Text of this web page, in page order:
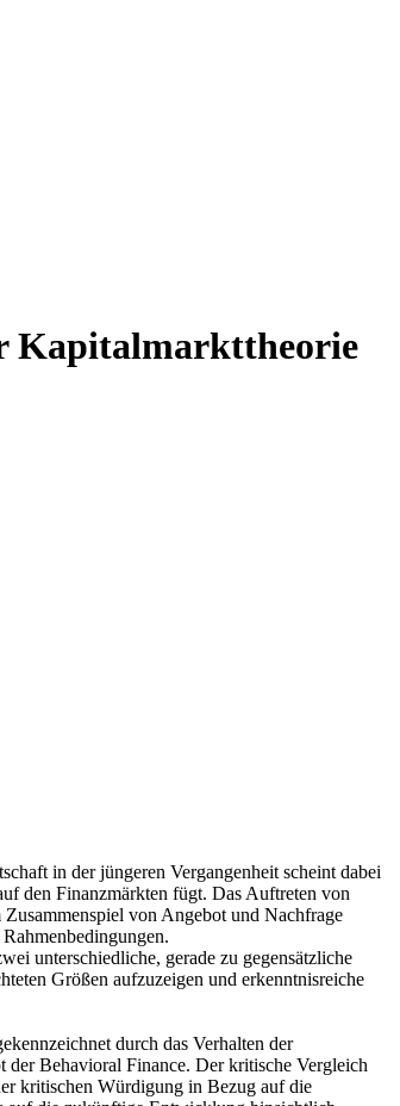
Kapitalmarkttheorie
in der jüngeren Vergangenheit scheint dabei
den Finanzmärkten fügt. Das Auftreten von
von Angebot und Nachfrage
unterschiedliche, gerade zu gegensätzliche
Größen aufzuzeigen und erkenntnisreiche
durch das Verhalten der
der Behavioral Finance. Der kritische Vergleich
kritischen Würdigung in Bezug auf die